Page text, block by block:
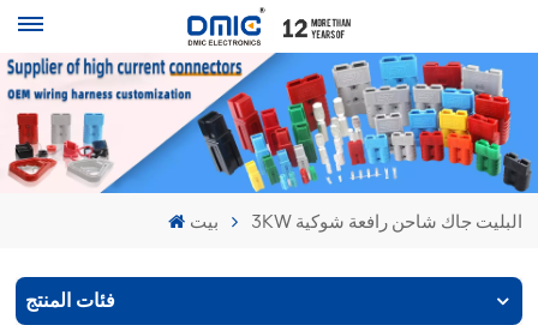
بيت 3KW البليت جاك شاحن رافعة شوكية
فئات المنتج